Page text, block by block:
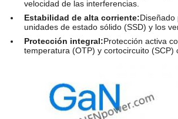
velocidad de las interferencias.
Estabilidad de alta corriente:
unidades de estado sólido (SSD) y los
Protección integral:Protección activa
temperatura (OTP) y cortocircuito (SCP)